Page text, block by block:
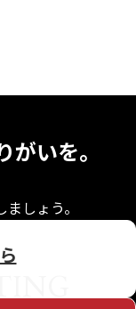
がいを。
しょう。